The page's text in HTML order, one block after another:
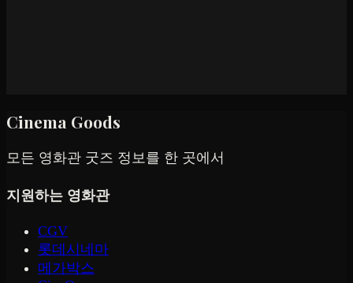
Cinema Goods
모든 영화관 굿즈 정보를 한 곳에서
지원하는 영화관
CGV
롯데시네마
메가박스